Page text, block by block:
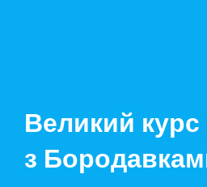
Великий
з